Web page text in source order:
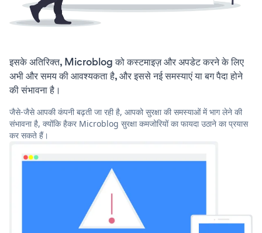
इसके अतिरिक्त, Microblog को कस्टमाइज़ और अपडेट करने के लिए
अभी और समय की आवश्यकता है, और इससे नई समस्याएं या बग पैदा होने
की संभावना है।
जैसे-जैसे आपकी कंपनी बढ़ती जा रही है, आपको सुरक्षा की समस्याओं में भाग लेने की
संभावना है, क्योंकि हैकर Microblog सुरक्षा कमजोरियों का फायदा उठाने का प्रयास
कर सकते हैं।